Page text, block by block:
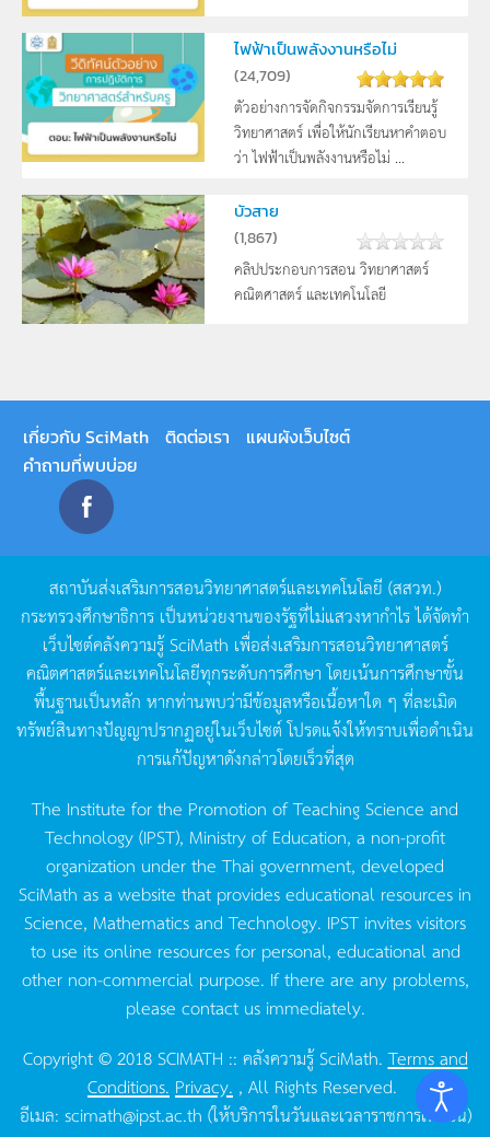
ไฟฟ้าเป็นพลังงานหรือไม่
(24,709)
ตัวอย่างการจัดกิจกรรมจัดการเรียนรู้
วิทยาศาสตร์ เพื่อให้นักเรียนหาคำตอบ
ว่า ไฟฟ้าเป็นพลังงานหรือไม่ ...
บัวสาย
(1,867)
คลิปประกอบการสอน วิทยาศาสตร์
คณิตศาสตร์ และเทคโนโลยี
เกี่ยวกับ SciMath ติดต่อเรา
แผนผังเว็บไซต์
คำถามที่พบบ่อย
สถาบันส่งเสริมการสอนวิทยาศาสตร์และเทคโนโลยี (สสวท.)
กระทรวงศึกษาธิการ เป็นหน่วยงานของรัฐที่ไม่แสวงหากำไรได้จัดทำ
เว็บไซต์คลังความรู้SciMath เพื่อส่งเสริมการสอนวิทยาศาสตร์
คณิตศาสตร์และเทคโนโลยีทุกระดับการศึกษา โดยเน้นการศึกษาขั้น
พื้นฐานเป็นหลัก หากท่านพบว่ามีข้อมูลหรือเนื้อหาใด ๆ ที่ละเมิด
ทรัพย์สินทางปัญญาปรากฏอยู่ในเว็บไซต์โปรดแจ้งให้ทราบเพื่อดำเนิน
การแก้ปัญหาดังกล่าวโดยเร็วที่สุด
The Institute for the Promotion of Teaching Science and
Technology (IPST), Ministry of Education, a non-profit
organization under the Thai government, developed
SciMath as a website that provides educational resources in
Science, Mathematics and Technology. IPST invites visitors
to use its online resources for personal, educational and
other non-commercial purpose. If there are any problems,
please contact us immediately.
Copyright © 2018 SCIMATH :: คลังความรู้ SciMath.Terms and
Conditions. Privacy. , All Rights Reserved.
อีเมล: scimath@ipst.ac.th (ให้บริการในวันและเวลาราชการเท่านั้น)